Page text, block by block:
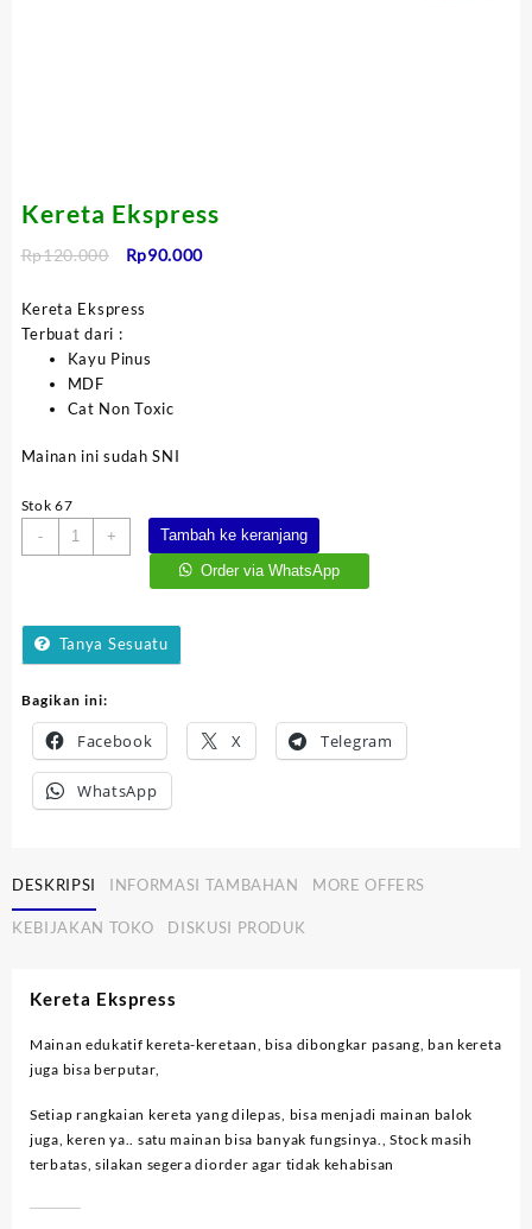
Kereta Ekspress
Rp120.000
Harga
adalah:
Rp90.000Harga
Kereta Ekspress
Terbuat dari :
Kayu Pinus
MDF
Cat Non Toxic
Mainan ini sudah SNI
Stok 67
-
Kuantitas
Kereta
+
Tambah ke keranjang
Order via WhatsApp
Tanya Sesuatu
Bagikan ini:
Facebook X Telegram
WhatsApp
DESKRIPSI INFORMASI TAMBAHAN MORE OFFERS
KEBIJAKAN TOKO DISKUSI PRODUK
Kereta Ekspress
Mainan edukatif kereta-keretaan, bisa dibongkar pasang, ban kereta
juga bisa berputar,
Setiap rangkaian kereta yang dilepas, bisa menjadi mainan balok
juga, keren ya.. satu mainan bisa banyak fungsinya., Stock masih
terbatas, silakan segera diorder agar tidak kehabisan